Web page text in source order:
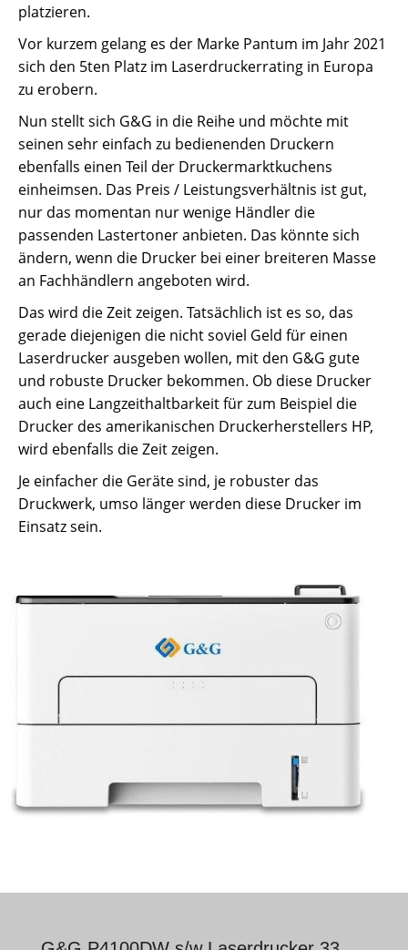
platzieren.
Vor kurzem gelang es der Marke Pantum im Jahr 2021
sich den 5ten Platz im Laserdruckerrating in Europa
zu erobern.
Nun stellt sich G&G in die Reihe und möchte mit
seinen sehr einfach zu bedienenden Druckern
ebenfalls einen Teil der Druckermarktkuchens
einheimsen. Das Preis / Leistungsverhältnis ist gut,
nur das momentan nur wenige Händler die
passenden Lastertoner anbieten. Das könnte sich
ändern, wenn die Drucker bei einer breiteren Masse
an Fachhändlern angeboten wird.
Das wird die Zeit zeigen. Tatsächlich ist es so, das
gerade diejenigen die nicht soviel Geld für einen
Laserdrucker ausgeben wollen, mit den G&G gute
und robuste Drucker bekommen. Ob diese Drucker
auch eine Langzeithaltbarkeit für zum Beispiel die
Drucker des amerikanischen Druckerherstellers HP,
wird ebenfalls die Zeit zeigen.
Je einfacher die Geräte sind, je robuster das
Druckwerk, umso länger werden diese Drucker im
Einsatz sein.